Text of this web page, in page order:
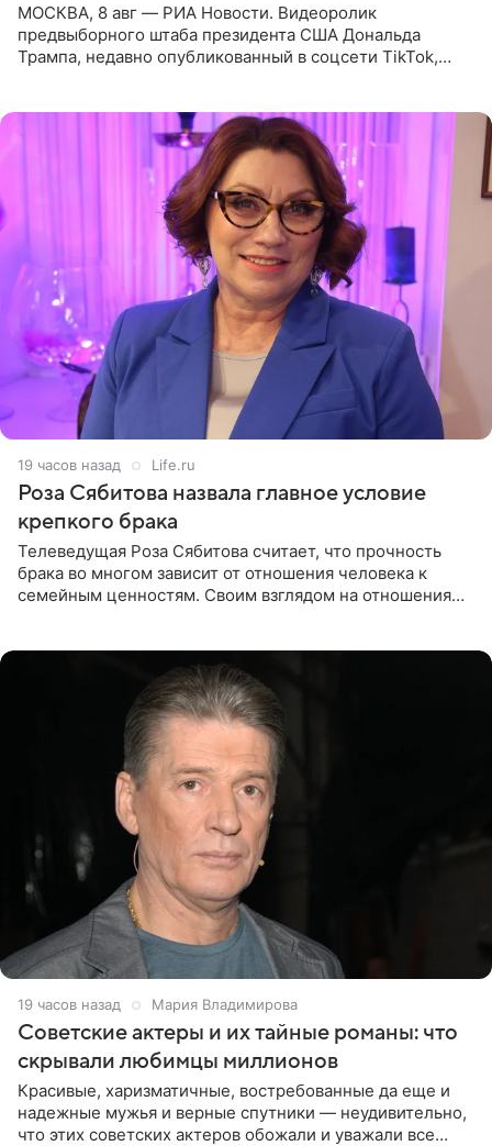
МОСКВА, 8 авг — РИА Новости. Видеоролик
предвыборного штаба президента США Дональда
Трампа, недавно опубликованный в соцсети TikTok,
19 часов назад Life.ru
Роза Сябитова назвала главное условие
крепкого брака
Телеведущая Роза Сябитова считает, что прочность
брака во многом зависит от отношения человека к
семейным ценностям. Своим взглядом на отношения
19 часов назад Мария Владимирова
Советские актеры и их тайные романы: что
скрывали любимцы миллионов
Красивые, харизматичные, востребованные да еще и
надежные мужья и верные спутники — неудивительно,
что этих советских актеров обожали и уважали все